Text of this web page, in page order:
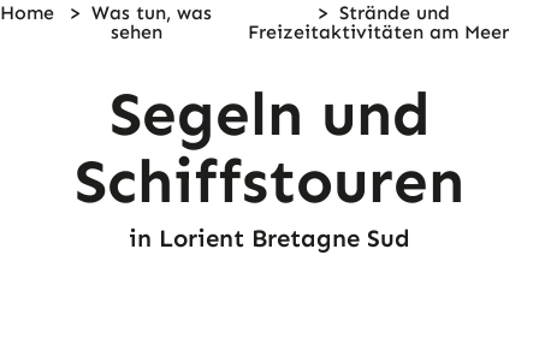
Home > Was tun,was
sehen
> Strände und
Freizeitaktivitäten am Meer
Segeln und
Schiffstouren
in Lorient Bretagne Sud